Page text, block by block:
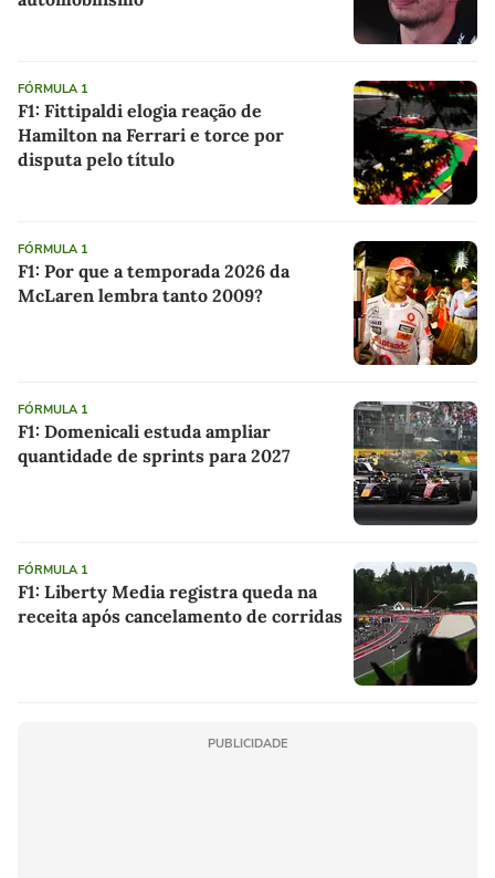
FÓRMULA 1
F1: Fittipaldi elogia reação de
Hamilton na Ferrari e torce por
disputa pelo título
FÓRMULA 1
F1: Por que a temporada 2026 da
McLaren lembra tanto 2009?
FÓRMULA 1
F1: Domenicali estuda ampliar
quantidade de sprints para 2027
FÓRMULA 1
F1: Liberty Media registra queda na
receita após cancelamento de corridas
PUBLICIDADE